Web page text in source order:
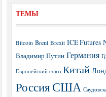
ТЕМЫ
Bitcoin Brent Brexit ICE Futures
Владимир Путин Германия
Европейский союз Китай
РоссияСША